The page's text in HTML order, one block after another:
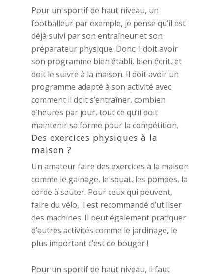
Pour un sportif de haut niveau, un
footballeur par exemple, je pense qu’il est
déjà suivi par son entraîneur et son
préparateur physique. Donc il doit avoir
son programme bien établi, bien écrit, et
doit le suivre à la maison. Il doit avoir un
programme adapté à son activité avec
comment il doit s’entraîner, combien
d’heures par jour, tout ce qu’il doit
maintenir sa forme pour la compétition.
Des exercices physiques à la
maison ?
Un amateur faire des exercices à la maison
comme le gainage, le squat, les pompes, la
corde à sauter. Pour ceux qui peuvent,
faire du vélo, il est recommandé d’utiliser
des machines. Il peut également pratiquer
d’autres activités comme le jardinage, le
plus important c’est de bouger !
Pour un sportif de haut niveau, il faut